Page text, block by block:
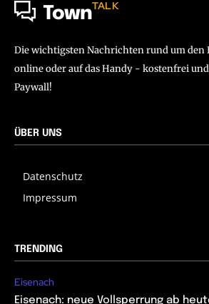
TownTALK
Die wichtigsten Nachrichten rund um den
online oder auf das Handy - kostenfrei
Paywall!
ÜBER UNS
Datenschutz
Impressum
TRENDING
Eisenach
Eisenach: neue Vollsperrung ab